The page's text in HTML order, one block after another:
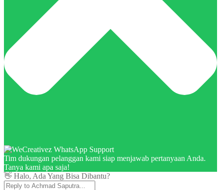
Tim dukungan pelanggan kami siap menjawab pertanyaan Anda.
Tanya kami apa saja!
👋 Halo, Ada Yang Bisa Dibantu?